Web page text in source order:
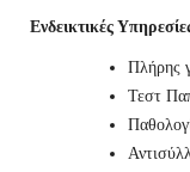
Ενδεικτικές
Πλήρης
Τεστ